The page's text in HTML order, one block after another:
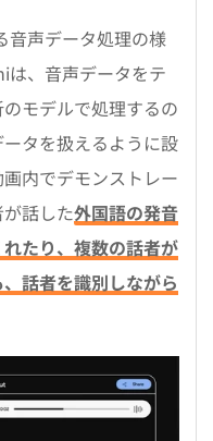
音声データ処理の様
は、音声データをテ
モデルで処理するの
タを扱えるように設
内でデモンストレー
話した外国語の発音
たり、複数の話者が
話者を識別しながら